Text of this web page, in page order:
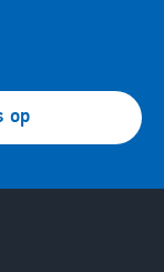
op